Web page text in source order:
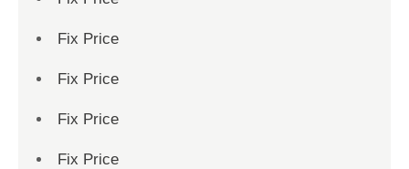
Fix Price
Fix Price
Fix Price
Fix Price